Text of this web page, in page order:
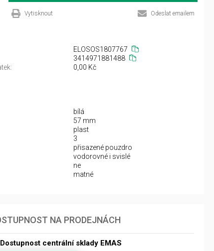
Vytisknout Odeslat emailem
ELOSOS1807767
3414971881488
0,00 Kč
bílá
57 mm
plast
3
přisazené pouzdro
vodorovné i svislé
ne
matné
NA PRODEJNÁCH
Dostupnost centrální sklady EMAS